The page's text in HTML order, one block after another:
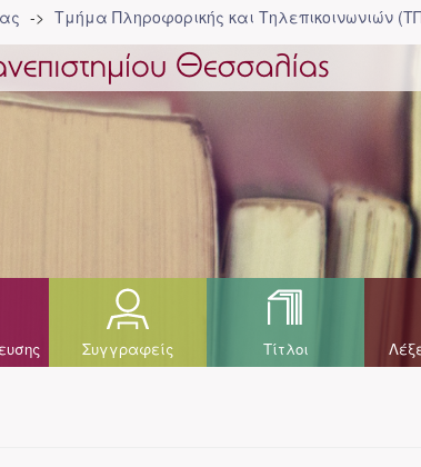
Τμήμα Πληροφορικής και Τηλεπικοινωνιών
Συγγραφείς Τίτλοι